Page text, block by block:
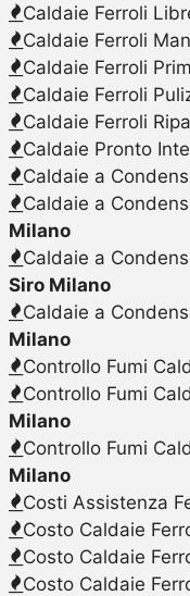
Caldaie Ferroli
Caldaie Ferroli
Caldaie Ferroli
Caldaie Ferroli
Caldaie Ferroli
Caldaie Pronto
Caldaie a
Caldaie a
Milano
Caldaie a
Siro Milano
Caldaie a
Milano
Controllo Fumi
Controllo Fumi
Milano
Controllo Fumi
Milano
Costi Assistenza
Costo Caldaie
Costo Caldaie
Costo Caldaie